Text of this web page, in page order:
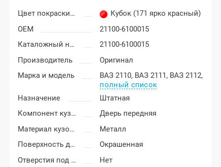
Цвет покраски Лада Приора
Кубок (171 ярко красный)
OEM
21100-6100015
Каталожный номер
21100-6100015
Производитель
Оригинал
Марка и модель
ВАЗ 2110, ВАЗ 2111, ВАЗ 2112,
полный список
Назначение
Штатная
Компонент кузова
Дверь передняя
Материал кузовных деталей
Металл
Поверхность двери
Окрашенная
Отверстия под молдинг
Нет